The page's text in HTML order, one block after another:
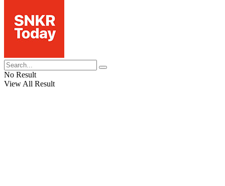
No Result
View All Result